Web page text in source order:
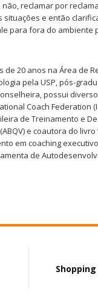
reclamar por
e então
para fora do ambiente
20 anos na Área de
pela USP, pós-
possui
Coach Federation
de Treinamento e
e coautora do livro
em coaching
de